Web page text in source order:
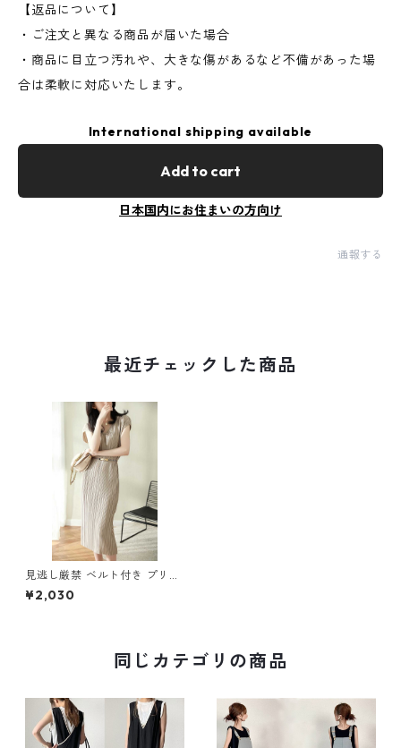
【返品について】
・ご注文と異なる商品が届いた場合
・商品に目立つ汚れや、大きな傷があるなど不備があった場
合は柔軟に対応いたします。
International shipping available
Add to cart
日本国内にお住まいの方向け
通報する
最近チェックした商品
見逃し厳禁 ベルト付き プリー
ツ ワンピース m-337
¥2,030
同じカテゴリの商品